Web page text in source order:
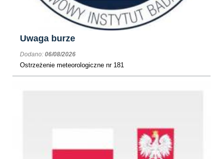
Uwaga burze
Dodano: 06/08/2026
Ostrzeżenie meteorologiczne nr 181